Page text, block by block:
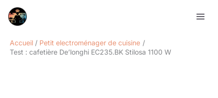
Accueil
Petit electroménager de cuisine
Test : cafetière De’longhi EC235.BK Stilosa 1100 W
Rechercher